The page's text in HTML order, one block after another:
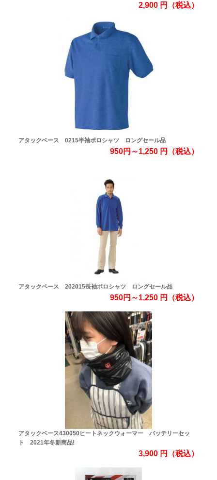
2,900円 （税込）
アタックベース 0215半袖ポロシャツ ロングセール品
950円～1,250円 （税込）
アタックベース 202015長袖ポロシャツ ロングセール品
950円～1,250円 （税込）
アタックベース430050ヒートネックウォーマー バッテリーセッ
ト 2021年冬新商品!
3,900円 （税込）